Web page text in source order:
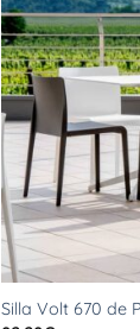
Silla Volt 670 de